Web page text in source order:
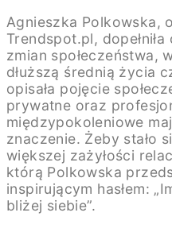
Agnieszka Polkowska,
Trendspot.pl,
zmian społeczeństwa,
dłuższą średnią życia
opisała pojęcie
prywatne oraz
międzypokoleniowe
znaczenie. Żeby stało
większej zażyłości
którą Polkowska
inspirującym hasłem:
bliżej siebie”.